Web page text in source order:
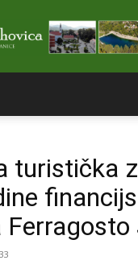
stranice
Grada
turistička